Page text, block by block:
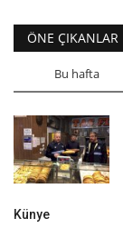
ÖNE ÇIKANLAR
Bu hafta
Künye